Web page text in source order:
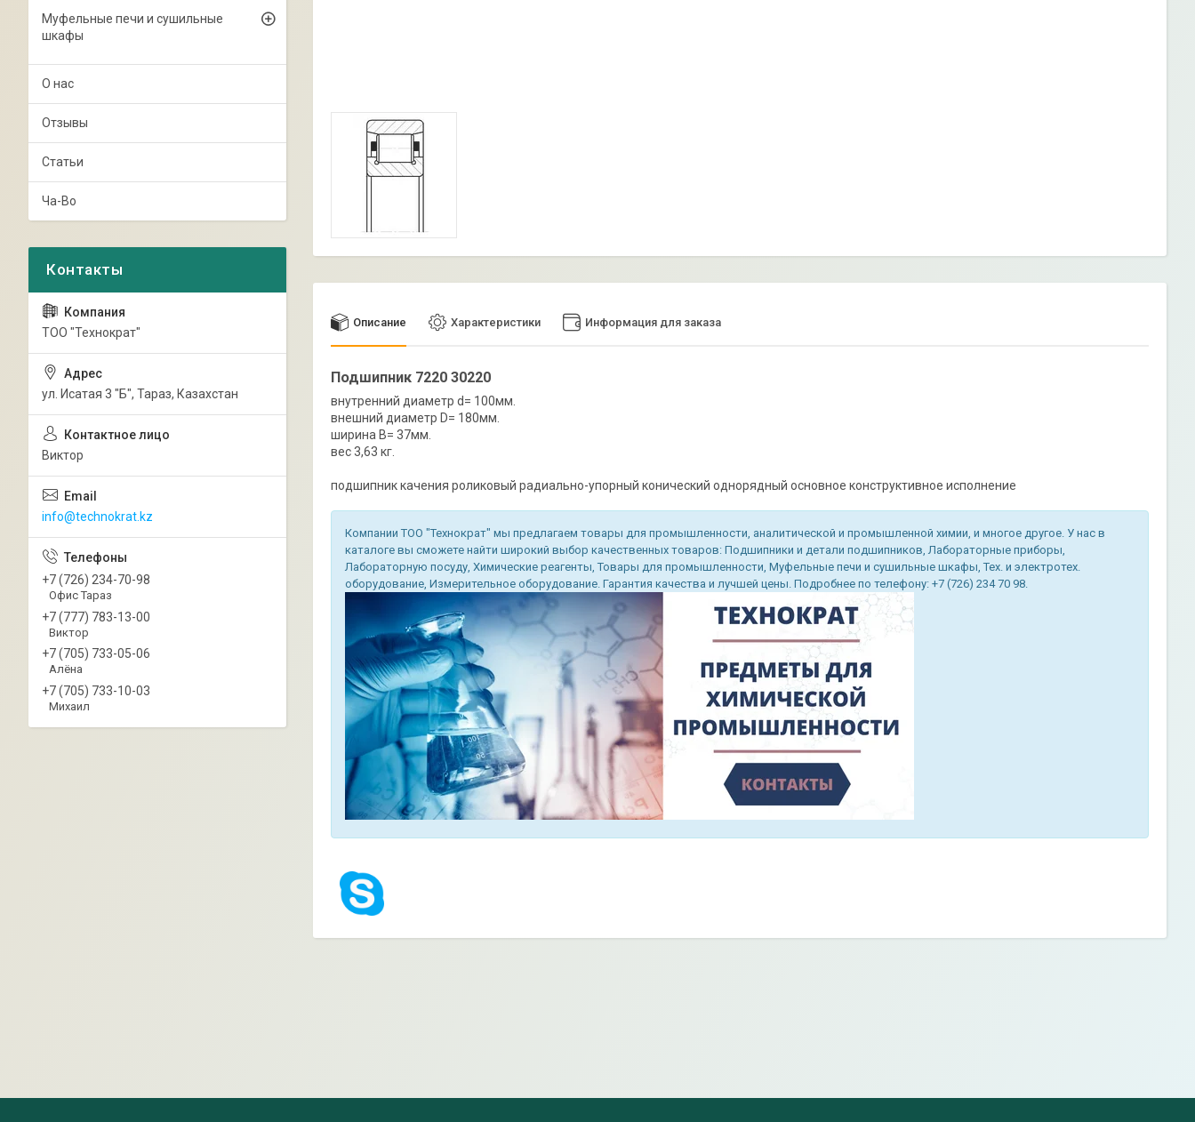
Описание Характеристики Информация для заказа
Подшипник 7220 30220
внутренний диаметр d= 100мм.
внешний диаметр D= 180мм.
ширина B= 37мм.
вес 3,63 кг.
подшипник качения роликовый радиально-упорный конический однорядный основное конструктивное исполнение
Компании ТОО "Технократ" мы предлагаем товары для промышленности, аналитической и промышленной химии, и многое другое. У нас в
каталоге вы сможете найти широкий выбор качественных товаров: Подшипники и детали подшипников, Лабораторные приборы,
Лабораторную посуду, Химические реагенты, Товары для промышленности, Муфельные печи и сушильные шкафы, Тех. и электротех.
оборудование, Измерительное оборудование. Гарантия качества и лучшей цены. Подробнее по телефону: +7 (726) 234 70 98.
Муфельные печи и сушильные
шкафы
О нас
Отзывы
Статьи
Ча-Во
ТОО "Технократ"
ул. Исатая 3 "Б", Тараз, Казахстан
Виктор
info@technokrat.kz
+7 (726) 234-70-98
Офис Тараз
+7 (777) 783-13-00
Виктор
+7 (705) 733-05-06
Алёна
+7 (705) 733-10-03
Михаил